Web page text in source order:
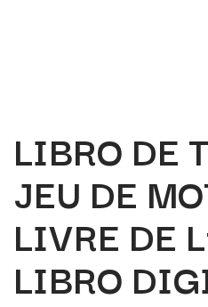
LIBRO DE
JEU DE
LIVRE DE
LIBRO